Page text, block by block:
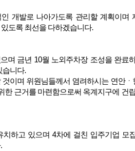
개발로 나아가도록 관리할 계획이며
도록 최선을 다하겠습니다.
금년 10월 노외주차장 조성을 완료
습니다.
이며 위원님들께서 염려하시는 연안
근거를 마련함으로써 옥계지구에 건
하고 있으며 4차에 걸친 입주기업 모